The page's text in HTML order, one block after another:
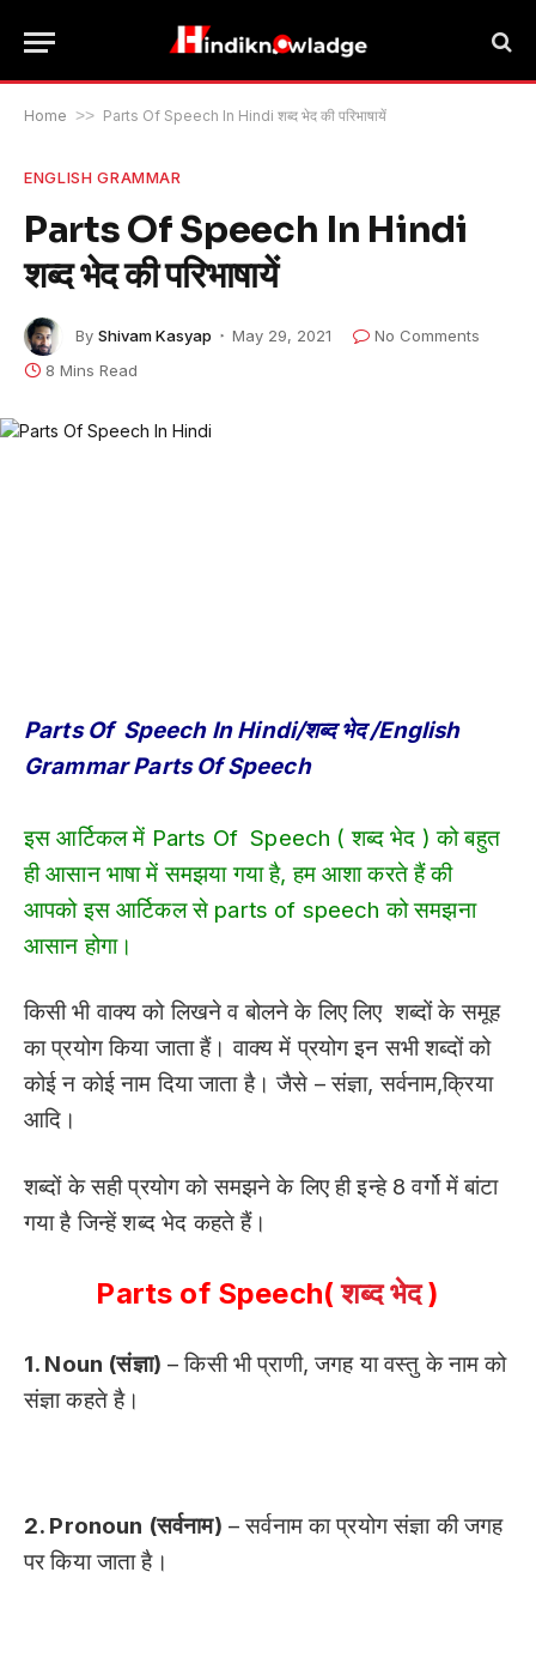
Home >> Parts Of Speech In Hindi शब्द भेद की परिभाषायें
ENGLISH GRAMMAR
Parts Of Speech In Hindi
शब्द भेद की परिभाषायें
By Shivam Kasyap May 29, 2021
No Comments
8 Mins Read
Parts Of Speech In Hindi/शब्द भेद /English
Grammar Parts Of Speech
इस आर्टिकल में Parts Of Speech ( शब्द भेद ) को बहुत
ही आसान भाषा में समझया गया है, हम आशा करते हैं की
आपको इस आर्टिकल से parts of speech को समझना
आसान होगा।
किसी भी वाक्य को लिखने व बोलने के लिए लिए शब्दों के समूह
का प्रयोग किया जाता हैं। वाक्य में प्रयोग इन सभी शब्दों को
कोई न कोई नाम दिया जाता है। जैसे – संज्ञा, सर्वनाम,क्रिया
आदि।
शब्दों के सही प्रयोग को समझने के लिए ही इन्हे 8 वर्गो में बांटा
गया है जिन्हें शब्द भेद कहते हैं।
Parts of Speech(शब्द भेद)
1. Noun (संज्ञा) – किसी भी प्राणी, जगह या वस्तु के नाम को
संज्ञा कहते है।
2. Pronoun (सर्वनाम) – सर्वनाम का प्रयोग संज्ञा की जगह
पर किया जाता है।